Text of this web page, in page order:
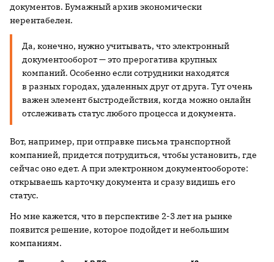
документов. Бумажный архив экономически
нерентабелен.
Да, конечно, нужно учитывать, что электронный
документооборот — это прерогатива крупных
компаний. Особенно если сотрудники находятся
в разных городах, удаленных друг от друга. Тут очень
важен элемент быстродействия, когда можно онлайн
отслеживать статус любого процесса и документа.
Вот, например, при отправке письма транспортной
компанией, придется потрудиться, чтобы установить, где
сейчас оно едет. А при электронном документообороте:
открываешь карточку документа и сразу видишь его
статус.
Но мне кажется, что в перспективе 2-3 лет на рынке
появится решение, которое подойдет и небольшим
компаниям.